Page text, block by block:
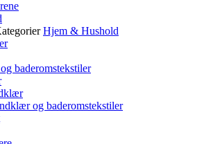
Hjem & Hushold
baderomstekstiler
og baderomstekstiler